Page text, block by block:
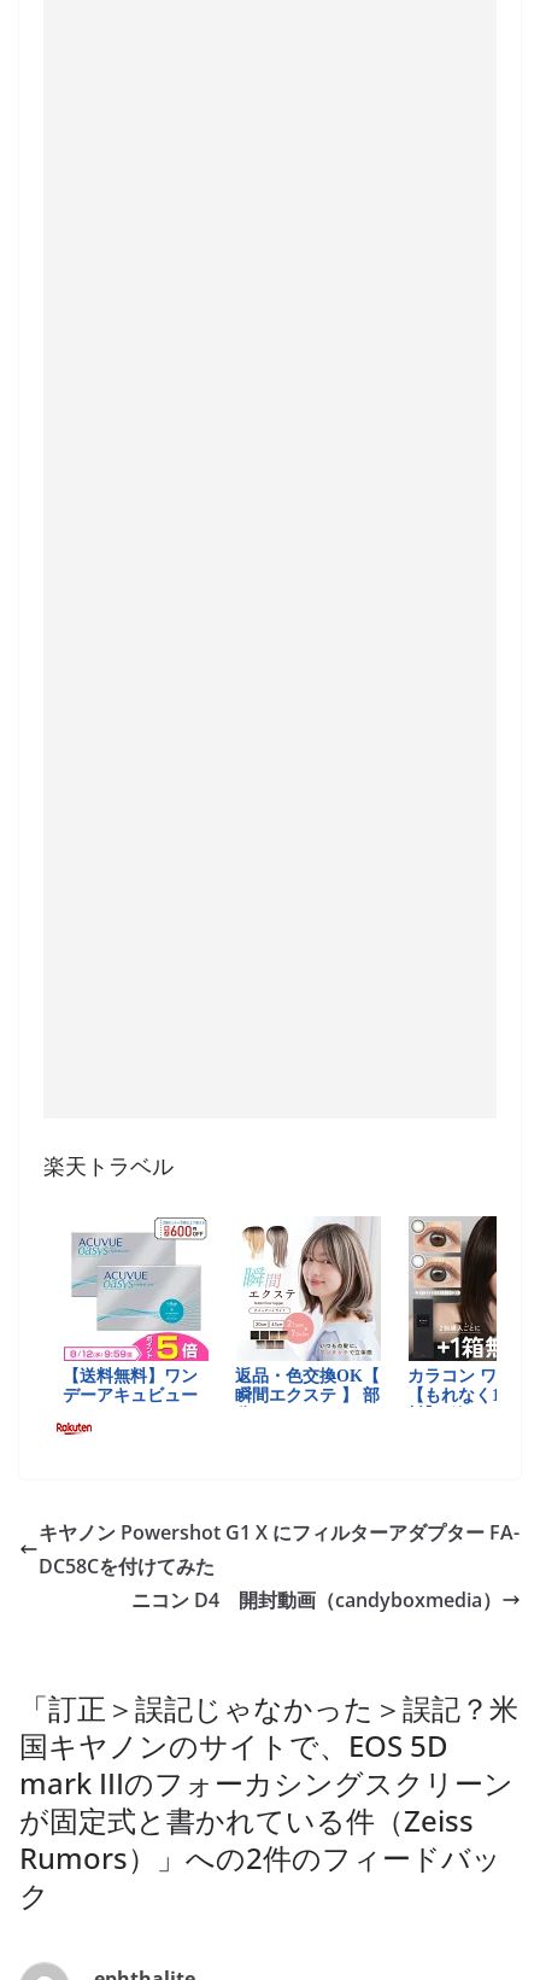
楽天トラベル
キヤノン Powershot G1 X にフィルターアダプター FA-
DC58Cを付けてみた
ニコン D4 開封動画（candyboxmedia）
「訂正＞誤記じゃなかった＞誤記？米
国キヤノンのサイトで、EOS 5D
mark IIIのフォーカシングスクリーン
が固定式と書かれている件（Zeiss
Rumors）
」への2件のフィードバッ
ク